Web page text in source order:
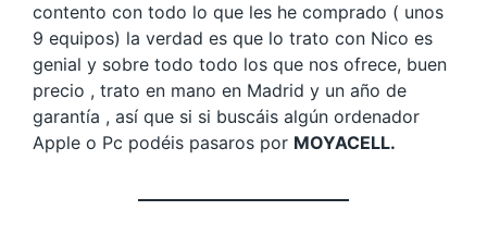
contento con todo lo que les he comprado ( unos
9 equipos) la verdad es que lo trato con Nico es
genial y sobre todo todo los que nos ofrece, buen
precio , trato en mano en Madrid y un año de
garantía , así que si si buscáis algún ordenador
Apple o Pc podéis pasaros por MOYACELL.